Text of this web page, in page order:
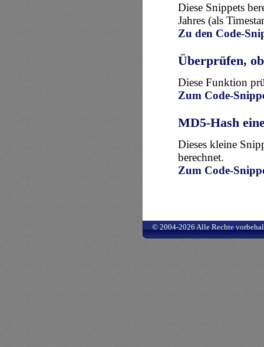
Diese Snippets
Jahres (als
Zu den Code-
Überprüfen,
Diese Funktion
Zum Code-
MD5-Hash
Dieses kleine
berechnet.
Zum Code-
© 2004-2026 Alle Rechte